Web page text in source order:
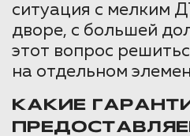
ситуация с мелким
дворе, с большей
этот вопрос
на отдельном
КАКИЕ